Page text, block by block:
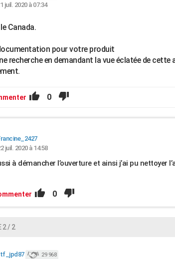
juil. 2020 à 07:34
Canada.
pour votre produit
recherche en demandant la vue éclatée de cette
0
juil. 2020 à 14:58
à démancher l’ouverture et ainsi j’ai pu nettoyer
0
2 / 2
29 968